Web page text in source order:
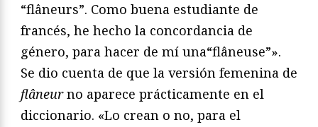
“flâneurs”. Como buena estudiante de
francés, he hecho la concordancia de
género, para hacer de mí una“flâneuse”».
Se dio cuenta de que la versión femenina de
flâneurno aparece prácticamente en el
diccionario. «Lo crean o no, para el